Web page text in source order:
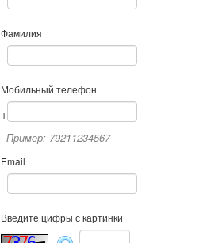
Фамилия
Мобильный телефон
+
Пример: 79211234567
Email
Введите цифры с картинки